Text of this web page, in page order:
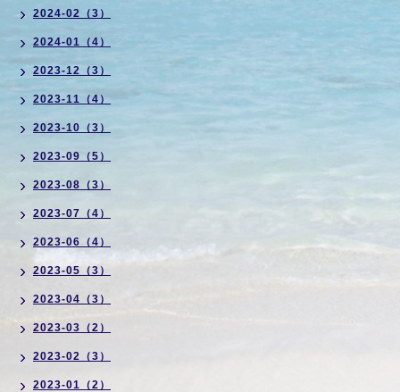
2024-02（3）
2024-01（4）
2023-12（3）
2023-11（4）
2023-10（3）
2023-09（5）
2023-08（3）
2023-07（4）
2023-06（4）
2023-05（3）
2023-04（3）
2023-03（2）
2023-02（3）
2023-01（2）